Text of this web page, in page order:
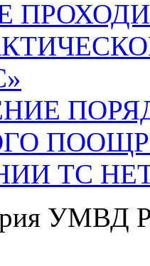
ТС
УМВД